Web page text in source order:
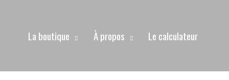
La boutique À propos Le calculateur